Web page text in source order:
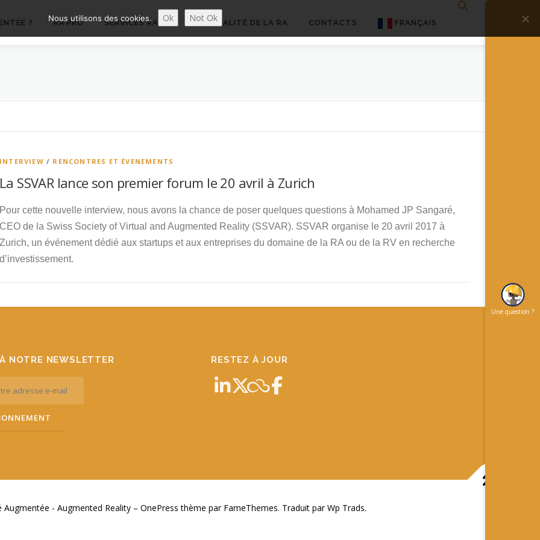
? RA’PRO SERVICES RA’PRO ACTUALITÉ DE LA RA CONTACTS FRANÇAIS
INTERVIEW / RENCONTRES ET ÉVENEMENTS
La SSVAR lance son premier forum le 20 avril à Zurich
Pour cette nouvelle interview, nous avons la chance de poser quelques questions à Mohamed JP Sangaré,
CEO de la Swiss Society of Virtual and Augmented Reality (SSVAR). SSVAR organise le 20 avril 2017 à
Zurich, un événement dédié aux startups et aux entreprises du domaine de la RA ou de la RV en recherche
d’investissement.
NOTRE NEWSLETTER RESTEZ À JOUR
- Augmented Reality – OnePress thème par FameThemes. Traduit par Wp Trads.
Une question ?
Nous utilisons des cookies. Ok Not Ok